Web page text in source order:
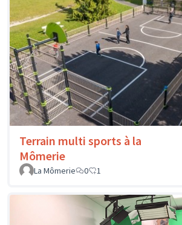
Terrain multi sports à la
Mômerie
La Mômerie
0 1